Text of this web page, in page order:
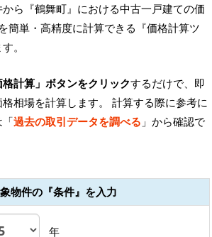
ら『鶴舞町』における中古一戸建ての価
簡単・高精度に計算できる『価格計算ツ
。
計算」ボタンをクリックするだけで、即
相場を計算します。 計算する際に参考に
過去の取引データを調べる 」から確認で
物件の『条件』を入力
年